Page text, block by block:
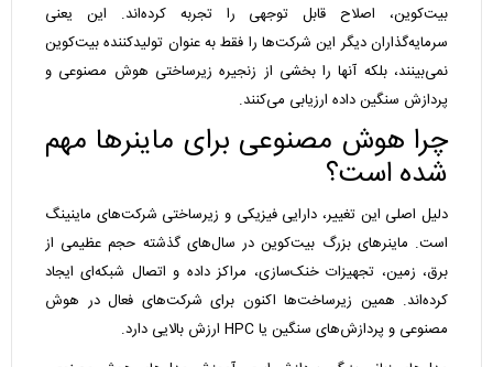
بیت‌کوین، اصلاح قابل توجهی را تجربه کرده‌اند. این یعنی
سرمایه‌گذاران دیگر این شرکت‌ها را فقط به عنوان تولیدکننده بیت‌کوین
نمی‌بینند، بلکه آنها را بخشی از زنجیره زیرساختی هوش مصنوعی و
پردازش سنگین داده ارزیابی می‌کنند.
چرا هوش مصنوعی برای ماینرها مهم
شده است؟
دلیل اصلی این تغییر، دارایی فیزیکی و زیرساختی شرکت‌های ماینینگ
است. ماینرهای بزرگ بیت‌کوین در سال‌های گذشته حجم عظیمی از
برق، زمین، تجهیزات خنک‌سازی، مراکز داده و اتصال شبکه‌ای ایجاد
کرده‌اند. همین زیرساخت‌ها اکنون برای شرکت‌های فعال در هوش
مصنوعی و پردازش‌های سنگین یا HPC ارزش بالایی دارد.